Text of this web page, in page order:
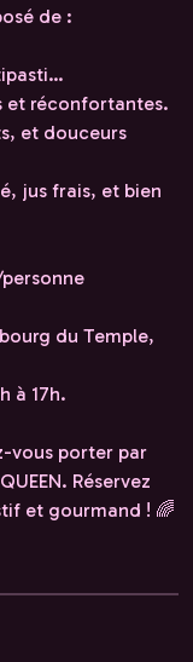
de :
et réconfortantes.
et douceurs
jus frais, et bien
du Temple,
à 17h.
vous porter par
Réservez
et gourmand ! 🌈